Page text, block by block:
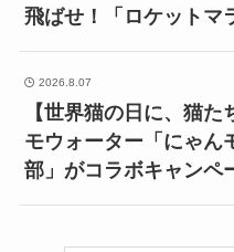
飛ばせ！「ロケットマ
2026.8.07
【世界猫の日に、猫
モウォーター「にゃん
部」がコラボキャンペ